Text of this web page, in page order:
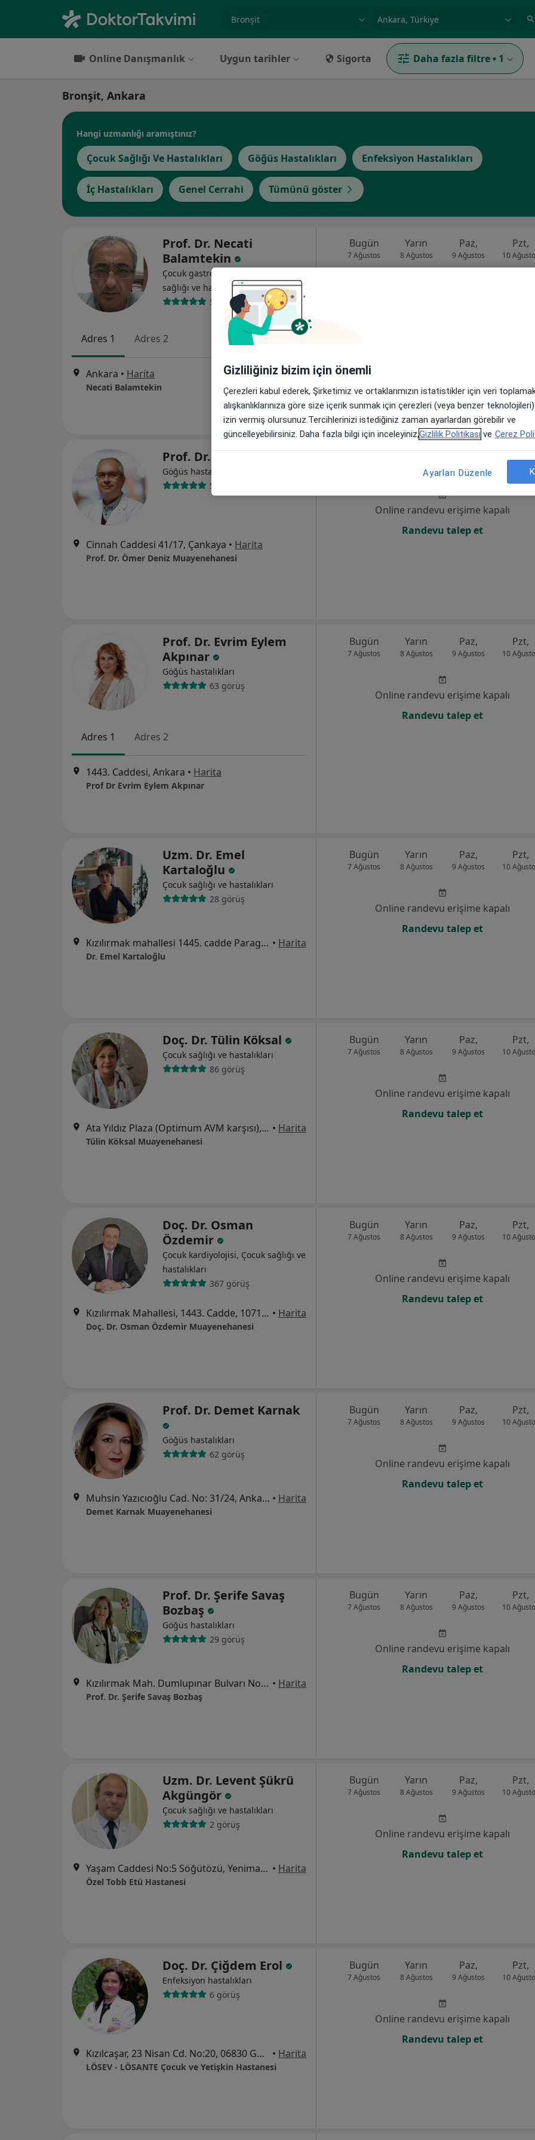
Online Danışmanlık Uygun tarihler Sigorta Daha fazla filtre • 1
Bronşit, Ankara
Hangi uzmanlığı aramıştınız?
Çocuk Sağlığı Ve Hastalıkları Göğüs Hastalıkları Enfeksiyon Hastalıkları
İç Hastalıkları Genel Cerrahi Tümünü göster
Prof. Dr. Necati
Balamtekin
Çocuk gastroenterolojisi, Çocuk
sağlığı ve hastalıkları
58 görüş
Adres 1 Adres 2
Ankara • Harita
Necati Balamtekin
Bugün
7 Ağustos
Yarın
8 Ağustos
Paz,
9 Ağustos
Pzt,
10
Prof. Dr. Ömer Deniz
Göğüs hastalıkları
54 görüş
Cinnah Caddesi 41/17, Çankaya • Harita
Prof. Dr. Ömer Deniz Muayenehanesi
8 Ağustos 9 Ağustos 10
Online randevu erişime kapalı
Randevu talep et
Prof. Dr. Evrim Eylem
Akpınar
Göğüs hastalıkları
63 görüş
Adres 1 Adres 2
1443. Caddesi, Ankara • Harita
Prof Dr Evrim Eylem Akpınar
Bugün
7 Ağustos
Yarın
8 Ağustos
Paz,
9 Ağustos
Pzt,
10
Online randevu erişime kapalı
Randevu talep et
Uzm. Dr. Emel
Kartaloğlu
Çocuk sağlığı ve hastalıkları
28 görüş
Kızılırmak mahallesi 1445. cadde Paragon Tower 2/1 no:32 Çukurambar, Ankara • Harita
Dr. Emel Kartaloğlu
Bugün
7 Ağustos
Yarın
8 Ağustos
Paz,
9 Ağustos
Pzt,
10
Online randevu erişime kapalı
Randevu talep et
Doç. Dr. Tülin Köksal
Çocuk sağlığı ve hastalıkları
86 görüş
Ata Yıldız Plaza (Optimum AVM karşısı), Altay Mah. Orhan Bey Cad. No: 1/93 Kat: 11 Eryaman, Ankara • Harita
Tülin Köksal Muayenehanesi
Bugün
7 Ağustos
Yarın
8 Ağustos
Paz,
9 Ağustos
Pzt,
10
Online randevu erişime kapalı
Randevu talep et
Doç. Dr. Osman
Özdemir
Çocuk kardiyolojisi, Çocuk sağlığı ve
hastalıkları
367 görüş
Kızılırmak Mahallesi, 1443. Cadde, 1071 Ankara Plaza-B Blok, No: 25-B/18, Kat: 3, Çukurambar, Çankaya, Ankara • Harita
Doç. Dr. Osman Özdemir Muayenehanesi
Bugün
7 Ağustos
Yarın
8 Ağustos
Paz,
9 Ağustos
Pzt,
10
Online randevu erişime kapalı
Randevu talep et
Prof. Dr. Demet Karnak
Göğüs hastalıkları
62 görüş
Muhsin Yazıcıoğlu Cad. No: 31/24, Ankara • Harita
Demet Karnak Muayenehanesi
Bugün
7 Ağustos
Yarın
8 Ağustos
Paz,
9 Ağustos
Pzt,
10
Online randevu erişime kapalı
Randevu talep et
Prof. Dr. Şerife Savaş
Bozbaş
Göğüs hastalıkları
29 görüş
Kızılırmak Mah. Dumlupınar Bulvarı No:9 YDA Center A1 Blok Kat:12 No:522, Ankara • Harita
Prof. Dr. Şerife Savaş Bozbaş
Bugün
7 Ağustos
Yarın
8 Ağustos
Paz,
9 Ağustos
Pzt,
10
Online randevu erişime kapalı
Randevu talep et
Uzm. Dr. Levent Şükrü
Akgüngör
Çocuk sağlığı ve hastalıkları
2 görüş
Yaşam Caddesi No:5 Söğütözü, Yenimahalle • Harita
Özel Tobb Etü Hastanesi
Bugün
7 Ağustos
Yarın
8 Ağustos
Paz,
9 Ağustos
Pzt,
10
Online randevu erişime kapalı
Randevu talep et
Doç. Dr. Çiğdem Erol
Enfeksiyon hastalıkları
6 görüş
Kızılcaşar, 23 Nisan Cd. No:20, 06830 Gölbaşı/Ankara, Ankara • Harita
LÖSEV - LÖSANTE Çocuk ve Yetişkin Hastanesi
Bugün
7 Ağustos
Yarın
8 Ağustos
Paz,
9 Ağustos
Pzt,
10
Online randevu erişime kapalı
Randevu talep et
Gizliliğiniz bizim için önemli
Çerezleri kabul ederek, Şirketimiz ve ortaklarımızın istatistikler için veri
alışkanlıklarınıza göre size içerik sunmak için çerezleri (veya benzer
izin vermiş olursunuz.Tercihlerinizi istediğiniz zaman ayarlardan görebilir ve
güncelleyebilirsiniz. Daha fazla bilgi için inceleyiniz,Gizlilik Politikası ve Çerez
Ayarları Düzenle